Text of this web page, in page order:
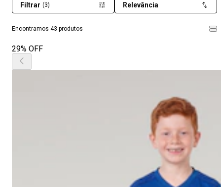
Encontramos 43 produtos
Filtrar (3) Relevância
29% OFF